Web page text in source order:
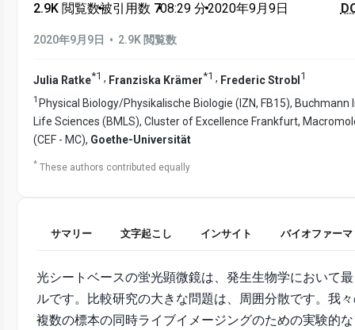
2.9K 閲覧数•被引用数 7•08:29 分•2020年9月9日
2020年9月9日 • 2.9K 閲覧数
Julia Ratke*1 , Franziska Krämer*1 , Frederic Strobl 1
1 Physical Biology/Physikalische Biologie (IZN, FB15),
Life Sciences (BMLS), Cluster of Excellence Frankfurt,
(CEF - MC), Goethe-Universität
* These authors contributed equally
サマリー 文字起こし インサイト バイオファー
光シートベースの蛍光顕微鏡は、発生生物学において
ルです。比較研究の大きな問題は、周囲分散です。我
複数の標本の同時ライブイメージングのための実験的